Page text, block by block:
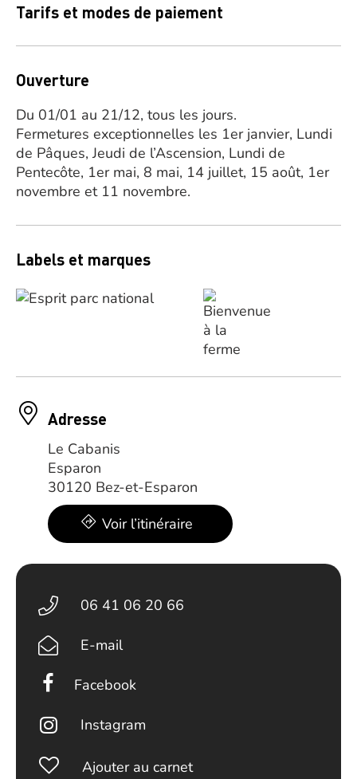
Tarifs et modes de paiement
Ouverture
Du 01/01 au 21/12, tous les jours.
Fermetures exceptionnelles les 1er janvier, Lundi
de Pâques, Jeudi de l’Ascension, Lundi de
Pentecôte, 1er mai, 8 mai, 14 juillet, 15 août, 1er
novembre et 11 novembre.
Labels et marques
Adresse
Le Cabanis
Esparon
30120 Bez-et-Esparon
Voir l’itinéraire
06 41 06 20 66
E-mail
Facebook
Instagram
Ajouter au carnet